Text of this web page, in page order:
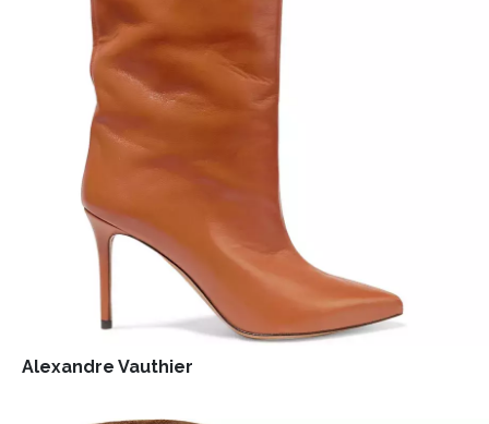
Alexandre Vauthier